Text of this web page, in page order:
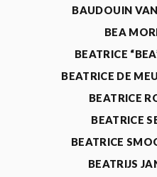
BAUDOUIN
BEA
BEATRICE
BEATRICE DE
BEATRICE
BEATRICE
BEATRICE
BEATRIJS